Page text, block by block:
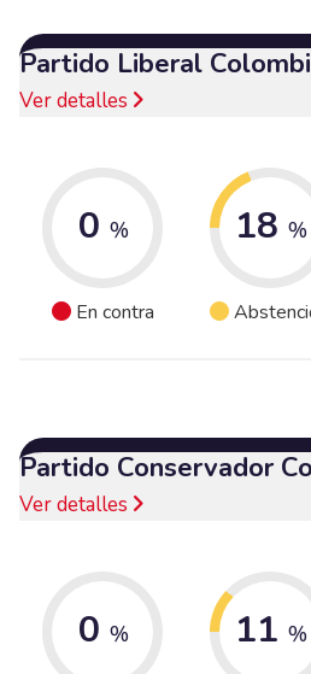
Partido Liberal
Ver detalles
0 %
En contra
18 %
Partido Conservador
Ver detalles
0 % 11 %